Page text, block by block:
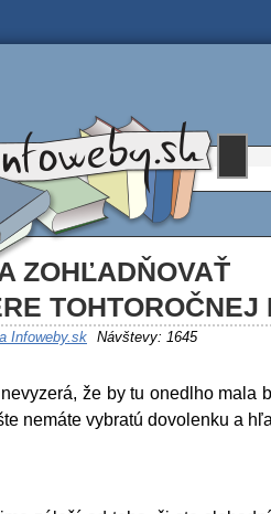
ZOHĽADŇOVAŤ
Infoweby.sk Návštevy: 1645
že by tu onedlho mala
nemáte vybratú dovolenku a